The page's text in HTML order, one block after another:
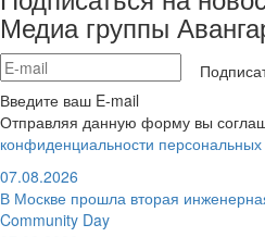
Медиа группы
Введите ваш E-mail
Отправляя данную форму вы
конфиденциальности
07.08.2026
В Москве прошла вторая
Community Day